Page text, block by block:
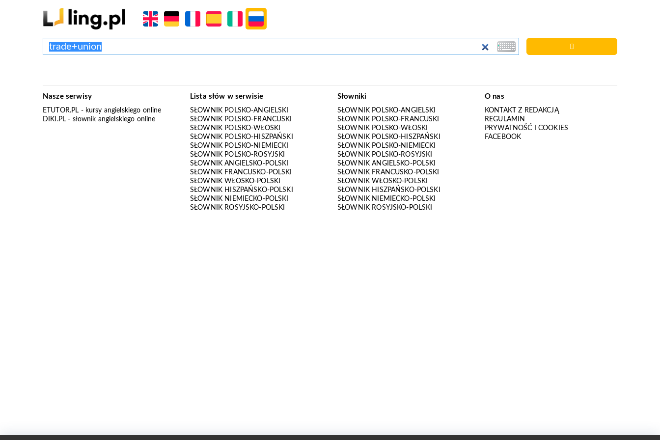
Nasze serwisy
ETUTOR.PL - kursy angielskiego online
DIKI.PL - słownik angielskiego online
Lista słów w serwisie
SŁOWNIK POLSKO-ANGIELSKI
SŁOWNIK POLSKO-FRANCUSKI
SŁOWNIK POLSKO-WŁOSKI
SŁOWNIK POLSKO-HISZPAŃSKI
SŁOWNIK POLSKO-NIEMIECKI
SŁOWNIK POLSKO-ROSYJSKI
SŁOWNIK ANGIELSKO-POLSKI
SŁOWNIK FRANCUSKO-POLSKI
SŁOWNIK WŁOSKO-POLSKI
SŁOWNIK HISZPAŃSKO-POLSKI
SŁOWNIK NIEMIECKO-POLSKI
SŁOWNIK ROSYJSKO-POLSKI
Słowniki
SŁOWNIK POLSKO-ANGIELSKI
SŁOWNIK POLSKO-FRANCUSKI
SŁOWNIK POLSKO-WŁOSKI
SŁOWNIK POLSKO-HISZPAŃSKI
SŁOWNIK POLSKO-NIEMIECKI
SŁOWNIK POLSKO-ROSYJSKI
SŁOWNIK ANGIELSKO-POLSKI
SŁOWNIK FRANCUSKO-POLSKI
SŁOWNIK WŁOSKO-POLSKI
SŁOWNIK HISZPAŃSKO-POLSKI
SŁOWNIK NIEMIECKO-POLSKI
SŁOWNIK ROSYJSKO-POLSKI
O nas
KONTAKT Z REDAKCJĄ
REGULAMIN
PRYWATNOŚĆ I COOKIES
FACEBOOK